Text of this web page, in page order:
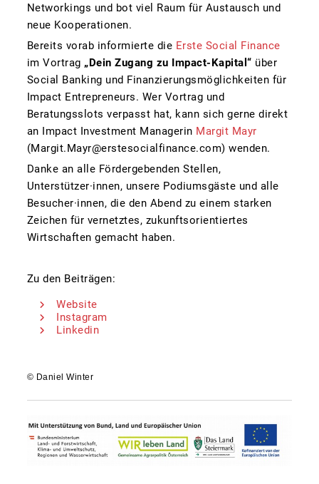
Networkings und bot viel Raum für Austausch und
neue Kooperationen.
Bereits vorab informierte die Erste Social Finance
im Vortrag „Dein Zugang zu Impact-Kapital“ über
Social Banking und Finanzierungsmöglichkeiten für
Impact Entrepreneurs. Wer Vortrag und
Beratungsslots verpasst hat, kann sich gerne direkt
an Impact Investment Managerin Margit Mayr
(Margit.Mayr@erstesocialfinance.com) wenden.
Danke an alle Fördergebenden Stellen,
Unterstützer·innen, unsere Podiumsgäste und alle
Besucher·innen, die den Abend zu einem starken
Zeichen für vernetztes, zukunftsorientiertes
Wirtschaften gemacht haben.
Zu den Beiträgen:
Website
Instagram
Linkedin
© Daniel Winter